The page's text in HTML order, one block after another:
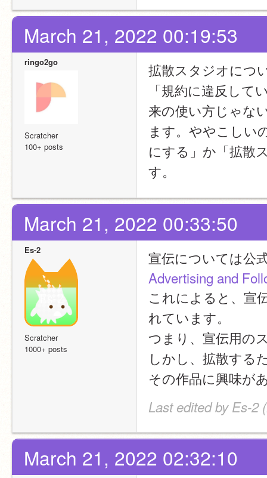
March 21, 2022 00:19:53
ringo2go
Scratcher
100+ posts
拡散スタジオにつ
「規約に違反し
来の使い方じゃな
ます。ややこしい
にする」か「拡散
す。
March 21, 2022 00:33:50
Es-2
Scratcher
1000+ posts
宣伝については公
Advertising and
これによると、宣
れています。
つまり、宣伝用の
しかし、拡散する
その作品に興味が
Last edited by Es-2
March 21, 2022 02:32:10